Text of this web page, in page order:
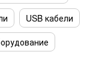
USB кабели